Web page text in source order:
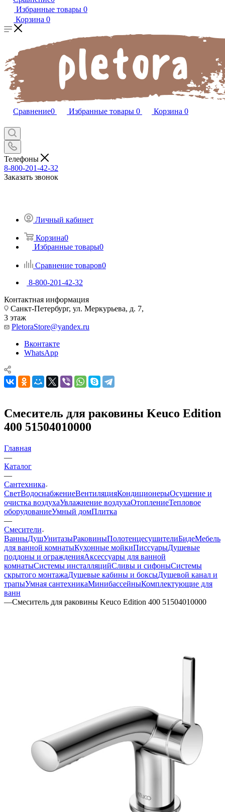
Избранные товары 0
Корзина 0
Сравнение0 Избранные товары 0 Корзина 0
Телефоны
8-800-201-42-32
Заказать звонок
Личный кабинет
Корзина0
Избранные товары0
Сравнение товаров0
8-800-201-42-32
Контактная информация
Санкт-Петербург, ул. Меркурьева, д. 7,
3 этаж
PletoraStore@yandex.ru
Вконтакте
WhatsApp
Смеситель для раковины Keuco Edition
400 51504010000
Главная
—
Каталог
—
Сантехника
СветВодоснабжениеВентиляцияКондиционерыОсушение и
очистка воздухаУвлажнение воздухаОтоплениеТепловое
оборудованиеУмный домПлитка
—
Смесители
ВанныДушУнитазыРаковиныПолотенцесушителиБидеМебель
для ванной комнатыКухонные мойкиПиссуарыДушевые
поддоны и огражденияАксессуары для ванной
комнатыСистемы инсталляцийСливы и сифоныСистемы
скрытого монтажаДушевые кабины и боксыДушевой канал и
трапыУмная сантехникаМинибассейныКомплектующие для
ванн
—Смеситель для раковины Keuco Edition 400 51504010000